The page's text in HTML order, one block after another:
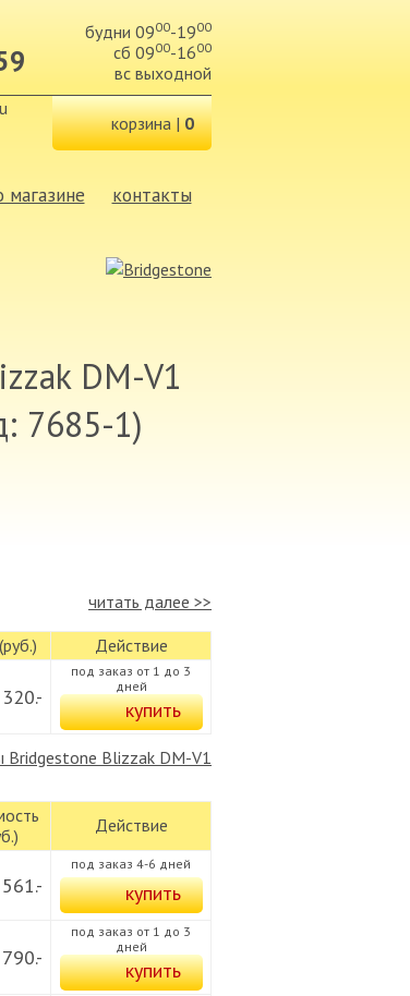
будни 0900-1900
сб 0900-1600
вс выходной
корзина |0
магазине контакты
DM-V1
7685-1)
читать далее >>
Действие
под заказ от 1 до 3
дней
Blizzak DM-V1
Действие
под заказ 4-6 дней
под заказ от 1 до 3
дней